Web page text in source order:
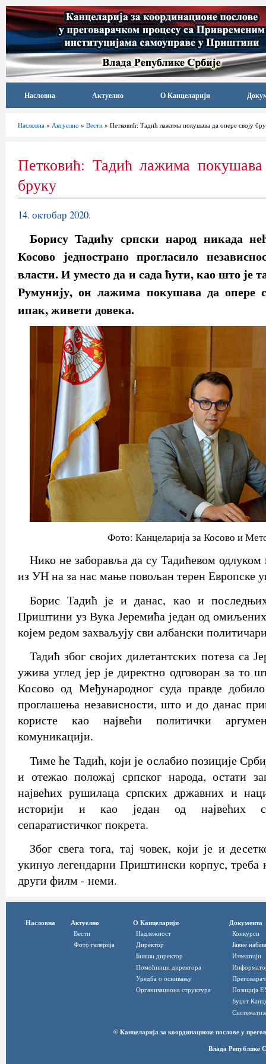
Насловна Актуелно О Канцеларији
Насловна » Актуелно » Вести » Петковић: Тадић лажима покушава да опере своју
Петковић: Тадић лажима покушава
бруку
14. октобар 2020.
Борису Тадићу српски народ никада
Косово једнострано прогласило
власти. И уместо да и сада ћути, као што је
Румунију, он лажима покушава да опере
ипак, живети довека.
Фото: Канцеларија за Косово и
Нико не заборавља да су Тадићевом
из УН на за нас мање повољан терен Европске
Борис Тадић je и данас, као и
Приштини уз Вука Јеремића један од
којем редом захваљују сви албански
Тадић због својих дилетантских потеза са
ужива углед јер је директно одговоран за то
Косово од Међународног суда правде
проглашења независности, што и до данас
користе као највећи политички
комуникацији.
Тиме ће Тадић, који је ослабио позиције
и отежао положај српског народа, остати
највећих рушилаца српских државних и
историји и као један од највећих
сепаратистичког покрета.
Због свега тога, тај човек, који је и
укинуо легендарни Приштински корпус, треба
други филм - неми.
Насловна Актуелно
Вести
Фото галерија
О Канцеларији
Надлежност
Директор
Бивши директор
Помоћници директора
Уредба о оснивању
Организациона структура
Документа
Конкурси
Јавне
Извештаји
Позиција
Буџет
© Канцеларија за координационе послове у
Влада Републике